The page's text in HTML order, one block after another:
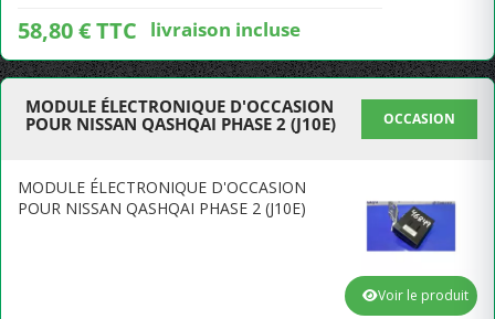
58,80 € TTC livraison incluse
MODULE ÉLECTRONIQUE D'OCCASION
POUR NISSAN QASHQAI PHASE 2 (J10E)
OCCASION
MODULE ÉLECTRONIQUE D'OCCASION
POUR NISSAN QASHQAI PHASE 2 (J10E)
Voir le produit